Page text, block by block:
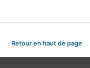
Retour en haut de page